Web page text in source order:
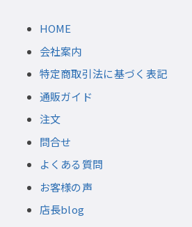
HOME
会社案内
特定商取引法に基づく表記
通販ガイド
注文
問合せ
よくある質問
お客様の声
店長blog